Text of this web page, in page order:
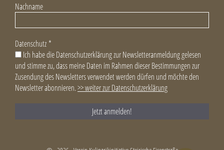
Nachname
Datenschutz *
Ich habe die Datenschutzerklärung zur Newsletteranmeldung gelesen
und stimme zu, dass meine Daten im Rahmen dieser Bestimmungen zur
Zusendung des Newsletters verwendet werden dürfen und möchte den
Newsletter abonnieren.>> weiter zur Datenschutzerklärung